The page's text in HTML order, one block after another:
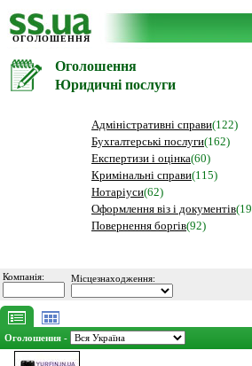
ОГОЛОШЕННЯ
Оголошення
Юридичні послуги
Адміністративні справи(122)
Бухгалтерські послуги(162)
Експертизи і оцінка(60)
Кримінальні справи(115)
Нотаріуси(62)
Оформлення віз і документів
Повернення боргів(92)
Компанія: Місцезнаходження:
Оголошення -